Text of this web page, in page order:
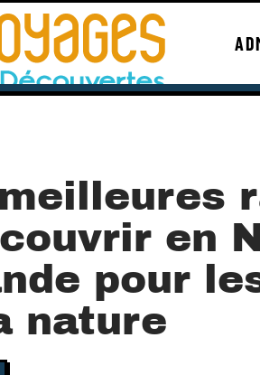
en
pour
nature